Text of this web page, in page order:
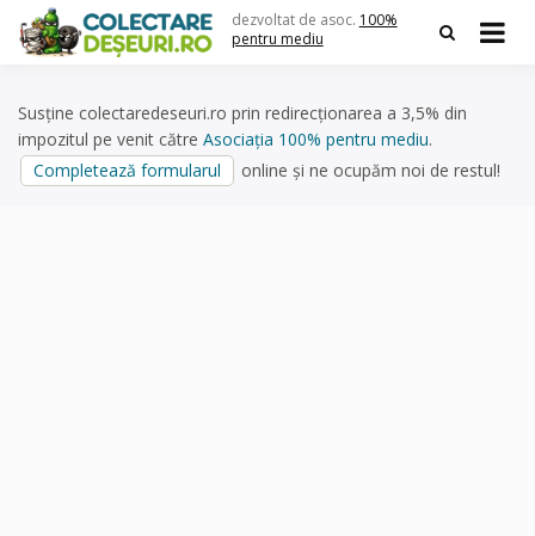
content
dezvoltat de asoc. 100%
pentru mediu
Susține colectaredeseuri.ro prin redirecționarea a 3,5% din
impozitul pe venit către Asociația 100% pentru mediu.
Completează formularul
online și ne ocupăm noi de restul!